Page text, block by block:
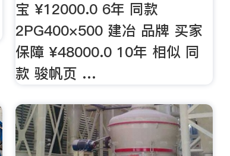
宝 ¥12000.0 6年 同款
2PG400×500 建冶 品牌 买家
保障 ¥48000.0 10年 相似 同
款 骏帆页 …